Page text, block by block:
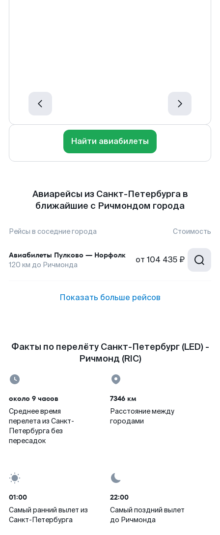
Найти авиабилеты
Авиарейсы из Санкт-Петербурга в
ближайшие с Ричмондом города
Рейсы в соседние города Стоимость
Авиабилеты Пулково — Норфолк
120 км до Ричмонда от 104 435 ₽
Показать больше рейсов
Факты по перелёту Санкт-Петербург (LED) -
Ричмонд (RIC)
около 9 часов
Среднее время
перелета из Санкт-
Петербурга без
пересадок
7346 км
Расстояние между
городами
01:00
Самый ранний вылет из
Санкт-Петербурга
22:00
Самый поздний вылет
до Ричмонда